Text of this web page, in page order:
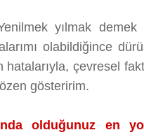
yılmak demek
olabildiğince
hatalarıyla, çevresel
gösteririm.
olduğunuz en